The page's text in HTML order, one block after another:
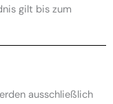
gilt bis zum
ausschließlich